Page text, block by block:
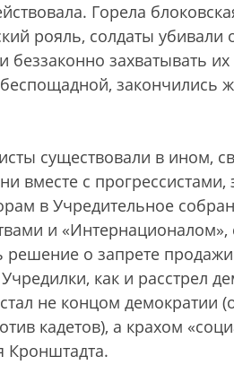
Горела
рояль, солдаты
беззаконно захватывать
закончились
существовали в ином,
вместе с
в Учредительное
и
о запрете
как и расстрел
не концом демократии
кадетов), а крахом
Кронштадта.